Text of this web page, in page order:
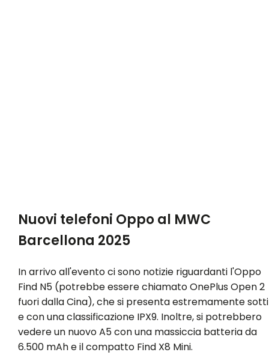
Nuovi telefoni Oppo al MWC
Barcellona 2025
In arrivo all'evento ci sono notizie riguardanti l'Oppo
Find N5 (potrebbe essere chiamato OnePlus Open 2
fuori dalla Cina), che si presenta estremamente
e con una classificazione IPX9. Inoltre, si potrebbero
vedere un nuovo A5 con una massiccia batteria da
6.500 mAh e il compatto Find X8 Mini.